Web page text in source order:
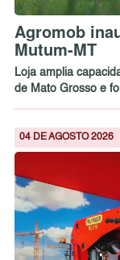
Agromob
Mutum-MT
Loja amplia
de Mato Grosso e
04 DE AGOSTO 2026